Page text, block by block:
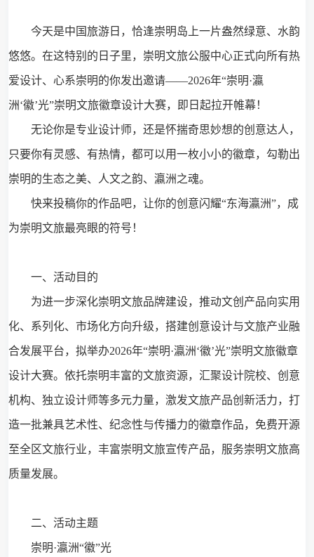
今天是中国旅游日，恰逢崇明岛上一片盎然绿意、水韵
悠悠。在这特别的日子里，崇明文旅公服中心正式向所有热
爱设计、心系崇明的你发出邀请——2026年“崇明·瀛
洲‘徽’光”崇明文旅徽章设计大赛，即日起拉开帷幕！
无论你是专业设计师，还是怀揣奇思妙想的创意达人，
只要你有灵感、有热情，都可以用一枚小小的徽章，勾勒出
崇明的生态之美、人文之韵、瀛洲之魂。
快来投稿你的作品吧，让你的创意闪耀“东海瀛洲”，成
为崇明文旅最亮眼的符号！
一、活动目的
为进一步深化崇明文旅品牌建设，推动文创产品向实用
化、系列化、市场化方向升级，搭建创意设计与文旅产业融
合发展平台，拟举办2026年“崇明·瀛洲‘徽’光”崇明文旅徽章
设计大赛。依托崇明丰富的文旅资源，汇聚设计院校、创意
机构、独立设计师等多元力量，激发文旅产品创新活力，打
造一批兼具艺术性、纪念性与传播力的徽章作品，免费开源
至全区文旅行业，丰富崇明文旅宣传产品，服务崇明文旅高
质量发展。
二、活动主题
崇明·瀛洲“徽”光